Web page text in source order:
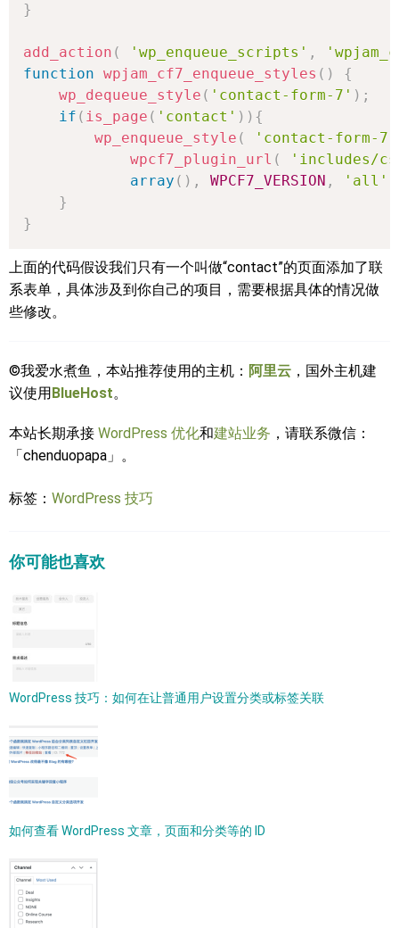
}
add_action ( 'wp_enqueue_scripts' ,
function wpjam_cf7_enqueue_styles ( )
{
wp_dequeue_style ( 'contact-form-7' ) ;
if ( is_page ( 'contact' ) ) {
wp_enqueue_style ( 'contact-form-7'
wpcf7_plugin_url (
'includes/
array ( ) , WPCF7_VERSION , 'all'
}
}
上面的代码假设我们只有一个叫做“contact”的页面添加了联
系表单，具体涉及到你自己的项目，需要根据具体的情况做
些修改。
©我爱水煮鱼，本站推荐使用的主机： 阿里云 ，国外主机建
议使用BlueHost。
本站长期承接 WordPress 优化和建站业务 ，请联系微信：
「chenduopapa」。
标签： WordPress 技巧
你可能也喜欢
WordPress 技巧：如何在让普通用户设置分类或标签关联
如何查看 WordPress 文章，页面和分类等的 ID